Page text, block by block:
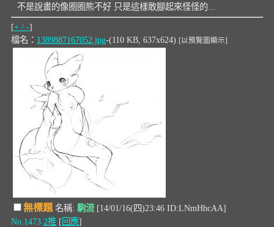
不是說畫的像圈圈熊不好 只是這樣敢腳起來怪怪的...
[+ / -]
檔名： 1389887167052.jpg-(110 KB, 637x624) [以預覽圖顯示]
無標題 名稱: 駒流 [14/01/16(四)23:46 ID:LNmHhcAA]
No.1473 2推 [ 回應]